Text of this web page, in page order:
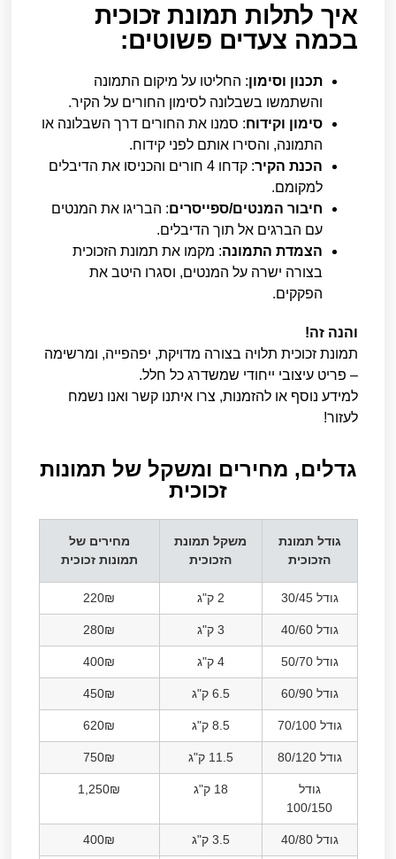
איך לתלות תמונת זכוכית
בכמה צעדים פשוטים:
תכנון וסימון: החליטו על מיקום התמונה
והשתמשו בשבלונה לסימון החורים על הקיר.
סימון וקידוח: סמנו את החורים דרך השבלונה או
התמונה, והסירו אותם לפני קידוח.
הכנת הקיר
: קדחו 4 חורים והכניסו את הדיבלים
למקומם.
חיבור המנטים/ספייסרים: הבריגו את המנטים
עם הברגים אל תוך הדיבלים.
הצמדת התמונה: מקמו את תמונת הזכוכית
בצורה ישרה על המנטים, וסגרו היטב את
הפקקים.
והנה זה!
תמונת זכוכית תלויה בצורה מדויקת, יפהפייה, ומרשימה
– פריט עיצובי ייחודי שמשדרג כל חלל.
למידע נוסף או להזמנות, צרו איתנו קשר ואנו נשמח
לעזור!
גדלים, מחירים ומשקל של תמונות
זכוכית​
גודל תמונת
הזכוכית
משקל תמונת
הזכוכית
מחירים של
תמונות זכוכית
גודל 30/45 2 ק"ג 220₪
גודל 40/60 3 ק"ג 280₪
גודל 50/70 4 ק"ג 400₪
גודל 60/90 6.5 ק"ג 450₪
גודל 70/100 8.5 ק"ג 620₪
גודל 80/120 11.5 ק"ג 750₪
גודל
100/150
18 ק"ג 1,250₪
גודל 40/80 3.5 ק"ג 400₪